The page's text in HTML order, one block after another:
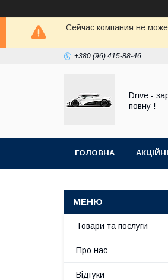
Сейчас компания не
+380 (96) 415-88-46
Drive -
повну !
ГОЛОВНА
Товари та послуги
Про нас
Відгуки